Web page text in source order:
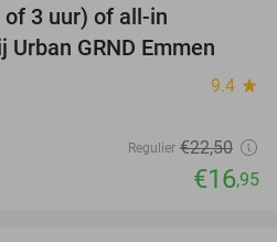
3 uur) of all-in
GRND Emmen
9.4 star
Regulier €22,50
€16,95